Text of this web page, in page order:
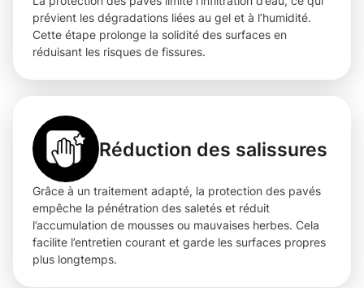
prévient les dégradations liées au gel et à l’humidité.
Cette étape prolonge la solidité des surfaces en
réduisant les risques de fissures.
Réduction des salissures
Grâce à un traitement adapté, la protection des pavés
empêche la pénétration des saletés et réduit
l’accumulation de mousses ou mauvaises herbes. Cela
facilite l’entretien courant et garde les surfaces propres
plus longtemps.